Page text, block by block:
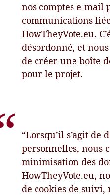
nos comptes e-mail
communications
HowTheyVote.eu.
désordonné, et
de créer une boîte
pour le projet.
“Lorsqu’il s’agit de
personnelles, nous
minimisation des
HowTheyVote.eu,
de cookies de suivi,